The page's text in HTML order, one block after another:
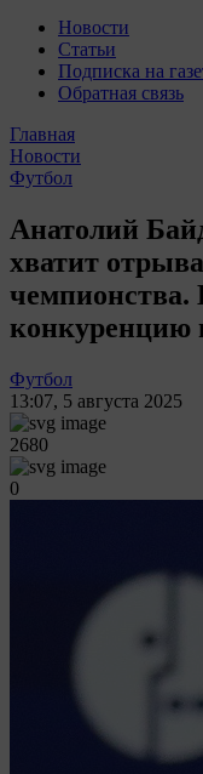
Новости
Статьи
Подписка на
Обратная связь
Главная
Новости
Футбол
Анатолий
хватит
чемпионства.
конкуренцию
Футбол
13:07, 5 августа 2025
2680
0